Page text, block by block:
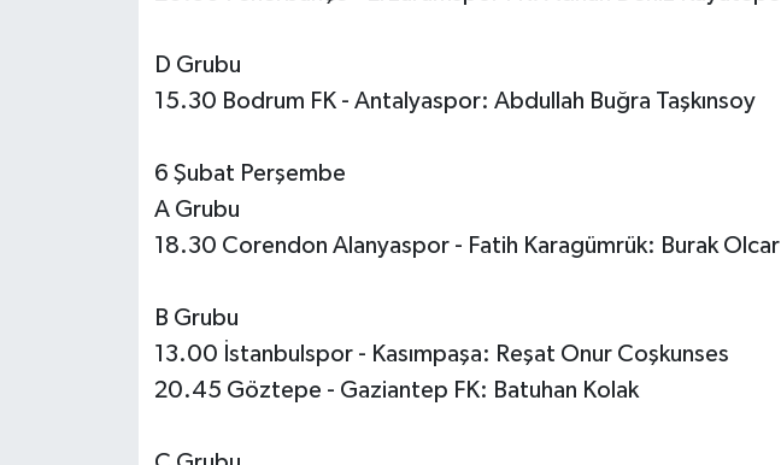
D Grubu
15.30 Bodrum FK - Antalyaspor: Abdullah Buğra Taşkınsoy
6 Şubat Perşembe
A Grubu
18.30 Corendon Alanyaspor - Fatih Karagümrük: Burak Olcar
B Grubu
13.00 İstanbulspor - Kasımpaşa: Reşat Onur Coşkunses
20.45 Göztepe - Gaziantep FK: Batuhan Kolak